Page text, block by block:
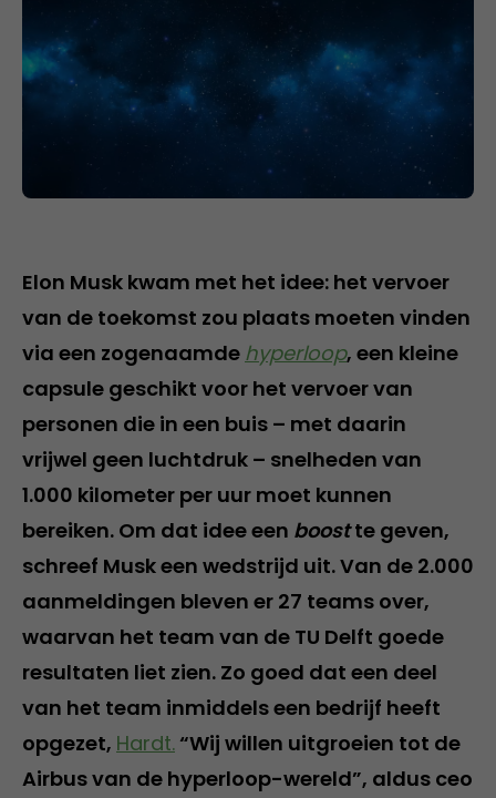
Elon Musk kwam met het idee: het vervoer
van de toekomst zou plaats moeten vinden
via een zogenaamde hyperloop, een kleine
capsule geschikt voor het vervoer van
personen die in een buis – met daarin
vrijwel geen luchtdruk – snelheden van
1.000 kilometer per uur moet kunnen
bereiken. Om dat idee een boostte geven,
schreef Musk een wedstrijd uit. Van de 2.000
aanmeldingen bleven er 27 teams over,
waarvan het team van de TU Delft goede
resultaten liet zien. Zo goed dat een deel
van het team inmiddels een bedrijf heeft
opgezet, Hardt. “Wij willen uitgroeien tot de
Airbus van de hyperloop-wereld”, aldus ceo